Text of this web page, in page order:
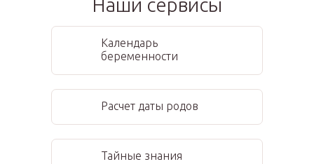
Наши сервисы
Календарь
беременности
Расчет даты родов
Тайные знания